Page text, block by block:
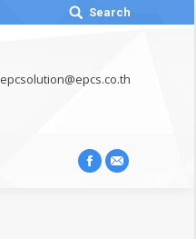
Search:
Search
epcsolution@epcs.co.th
Facebook
Mail